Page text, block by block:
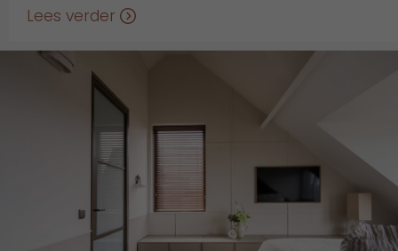
Lees verder